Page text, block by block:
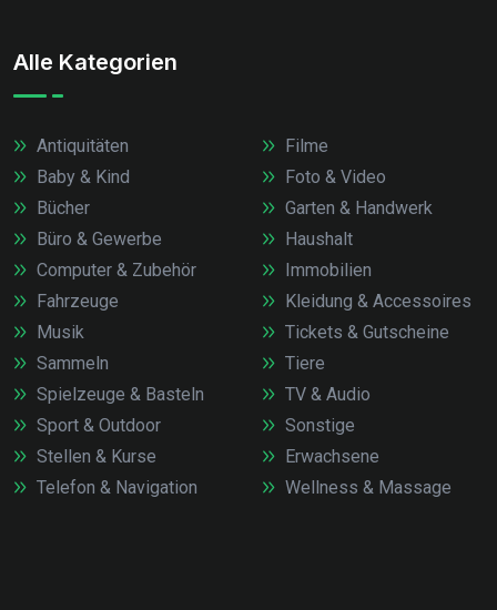
Alle Kategorien
Antiquitäten
Baby & Kind
Bücher
Büro & Gewerbe
Computer & Zubehör
Fahrzeuge
Filme
Foto & Video
Garten & Handwerk
Haushalt
Immobilien
Kleidung & Accessoires
Musik
Sammeln
Spielzeuge & Basteln
Sport & Outdoor
Stellen & Kurse
Telefon & Navigation
Tickets & Gutscheine
Tiere
TV & Audio
Sonstige
Erwachsene
Wellness & Massage